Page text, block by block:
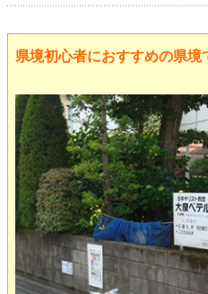
県境初心者におすすめの県境